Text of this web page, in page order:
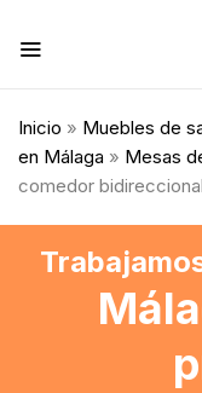
Inicio » Muebles de
en Málaga » Mesas
comedor